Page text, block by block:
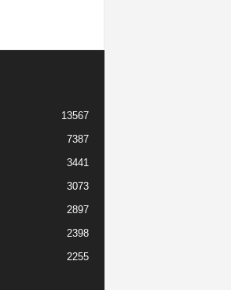
13567
7387
3441
3073
2897
2398
2255